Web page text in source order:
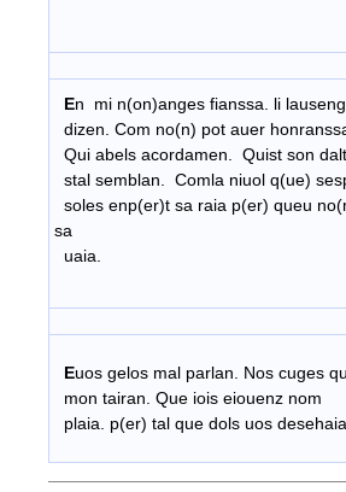
En mi n(on)anges fianssa. li
dizen. Com no(n) pot auer
Qui abels acordamen. Quist son
stal semblan. Comla niuol q(ue)
soles enp(er)t sa raia p(er) queu
sa
uaia.
Euos gelos mal parlan. Nos cuges
mon tairan. Que iois eiouenz nom
plaia. p(er) tal que dols uos desehaia.